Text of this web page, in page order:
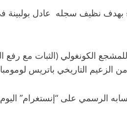
للمشجع الكونغولي (الثبات
الزعيم التاريخي باتريس
الرسمي على “إنستغرام”